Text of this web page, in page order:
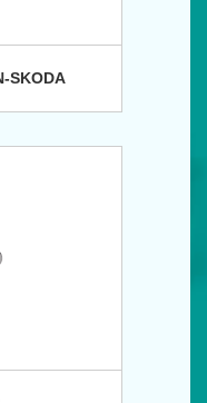
SKODA